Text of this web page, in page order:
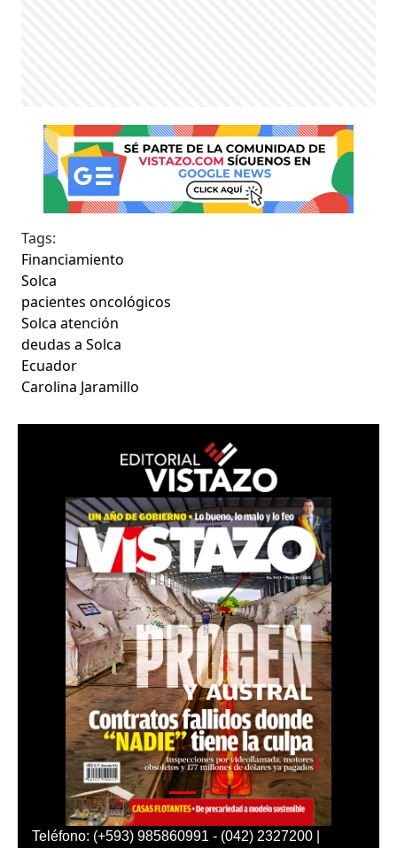
Tags:
Financiamiento
Solca
pacientes oncológicos
Solca atención
deudas a Solca
Ecuador
Carolina Jaramillo
Teléfono: (+593) 985860991 - (042) 2327200 |